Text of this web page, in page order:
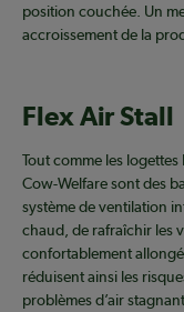
position couchée. Un
accroissement de la
Flex Air Stall
Tout comme les logettes
Cow-Welfare sont des
système de ventilation
chaud, de rafraîchir les
confortablement
réduisent ainsi les
problèmes d’air